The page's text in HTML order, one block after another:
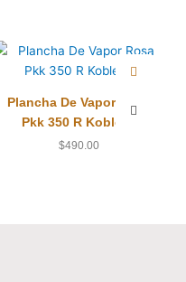
Plancha De Vapor Rosa
Pkk 350 R Koblenz
$490.00